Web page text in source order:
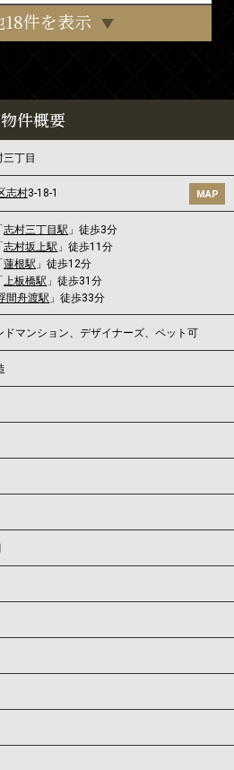
18件を表示
物件概要
丁目
志村3-18-1 MAP
「志村三丁目駅 」徒歩3分
「志村坂上駅 」徒歩11分
「蓮根駅 」徒歩12分
「上板橋駅 」徒歩31分
間舟渡駅 」徒歩33分
ドマンション、デザイナーズ、ペット可